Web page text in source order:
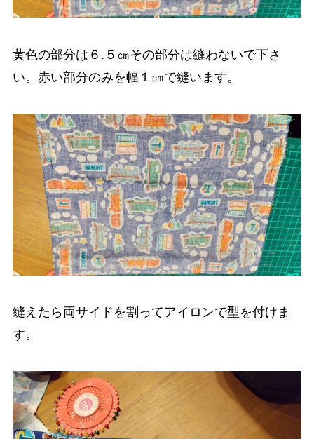
黄色の部分は６.５㎝その部分は縫わないで下さ
い。赤い部分のみを幅１㎝で縫います。
縫えたら両サイドを割ってアイロンで型を付けま
す。